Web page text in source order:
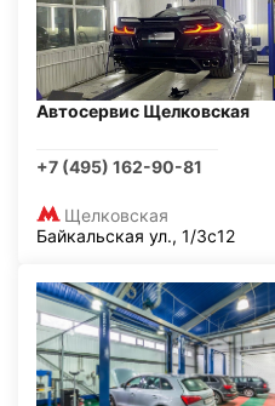
Автосервис Щелковская
+7 (495) 162-90-81
Щелковская
Байкальская ул., 1/3с12